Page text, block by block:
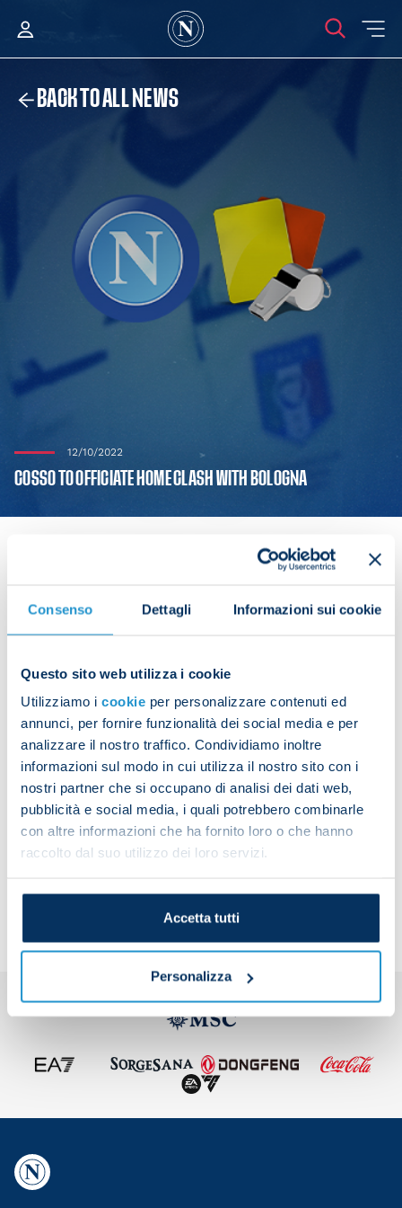
Consenso Dettagli Informazioni sui cookie
Questo sito web utilizza i cookie
Utilizziamo i cookie per personalizzare contenuti ed
annunci, per fornire funzionalità dei social media e per
analizzare il nostro traffico. Condividiamo inoltre
informazioni sul modo in cui utilizza il nostro sito con i
nostri partner che si occupano di analisi dei dati web,
pubblicità e social media, i quali potrebbero combinarle
con altre informazioni che ha fornito loro o che hanno
raccolto dal suo utilizzo dei loro servizi.
Accetta tutti
Personalizza
BACK TO ALL NEWS
12/10/2022
COSSO TO OFFICIATE HOME CLASH WITH BOLOGNA
Francesco Cosso has been appointed as the
referee of Napoli’s home meeting with Bologna in
Ayroldi. VAR: Valeri and Abbatista
It is set to be the first Serie A match involving
Napoli that Cosso has refereed.
Share the article with your friends and support the